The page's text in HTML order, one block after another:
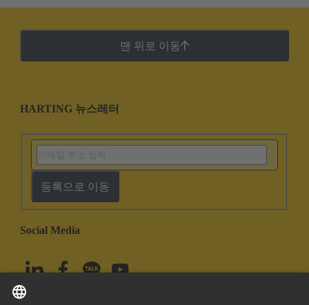
맨 위로 이동
HARTING 뉴스레터
등록으로 이동
Social Media